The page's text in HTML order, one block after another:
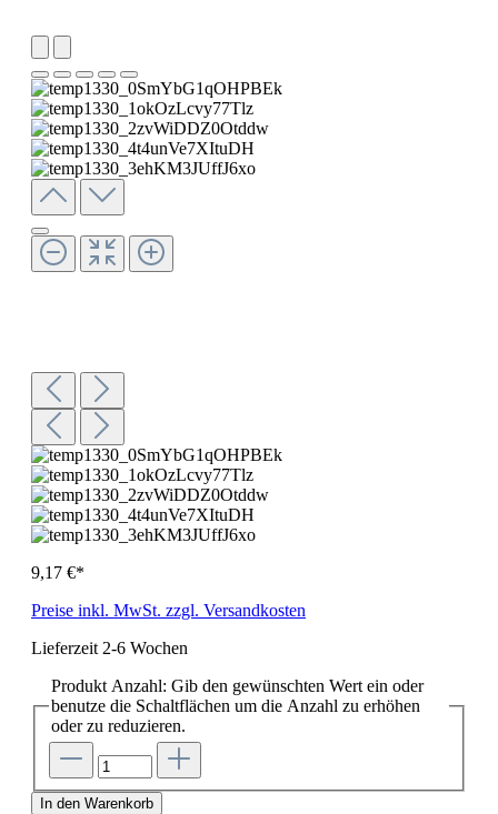
9,17 €*
Preise inkl. MwSt. zzgl. Versandkosten
Lieferzeit 2-6 Wochen
Produkt Anzahl: Gib den gewünschten Wert ein oder
benutze die Schaltflächen um die Anzahl zu erhöhen
oder zu reduzieren.
In den Warenkorb